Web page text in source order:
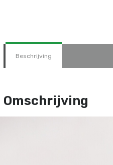
Beschrijving
Omschrijving